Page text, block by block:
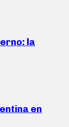
la
en